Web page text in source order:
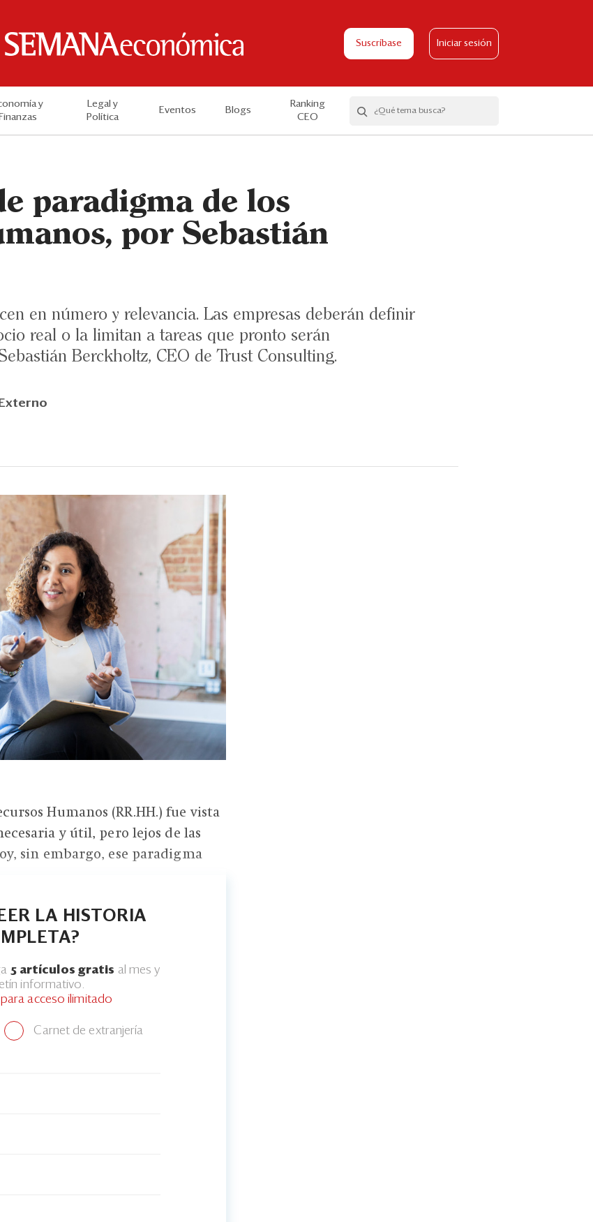
Suscríbase Iniciar sesión
y
Finanzas
Legal y
Política
Eventos Blogs
Ranking
CEO
paradigma de los
por Sebastián
en número y relevancia. Las empresas deberán definir
real o la limitan a tareas que pronto serán
Berckholtz, CEO de Trust Consulting.
Humanos (RR.HH.) fue vista
y útil, pero lejos de las
sin embargo, ese paradigma
LA HISTORIA
5 artículos gratis al mes y
informativo.
acceso ilimitado
Carnet de extranjería